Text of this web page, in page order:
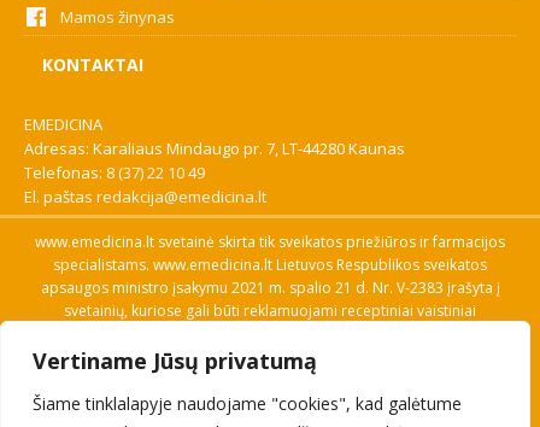
Vertiname Jūsų privatumą
Šiame tinklalapyje naudojame "cookies", kad galėtume
Mamos žinynas
KONTAKTAI
EMEDICINA
Adresas: Karaliaus Mindaugo pr. 7, LT-44280 Kaunas
Telefonas: 8 (37) 22 10 49
El. paštas redakcija@emedicina.lt
www.emedicina.lt svetainė skirta tik sveikatos priežiūros ir farmacijos
specialistams. www.emedicina.lt Lietuvos Respublikos sveikatos
apsaugos ministro įsakymu 2021 m. spalio 21 d. Nr. V-2383 įrašyta į
svetainių, kuriose gali būti reklamuojami receptiniai vaistiniai
savo profesinę kvalifikaciją. Naudingos nuorodos: Vaistų ir medicinos
pagalbos priemonių kainų paieška, VVKT tinklalapis, Sveikatos
priežiūros ar farmacijos specialisto pranešimo apie įtariamą